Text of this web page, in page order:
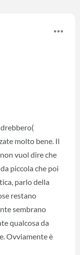
molto bene. Il
vuol dire che
piccola che poi
parlo della
restano
sembrano
qualcosa da
Ovviamente è